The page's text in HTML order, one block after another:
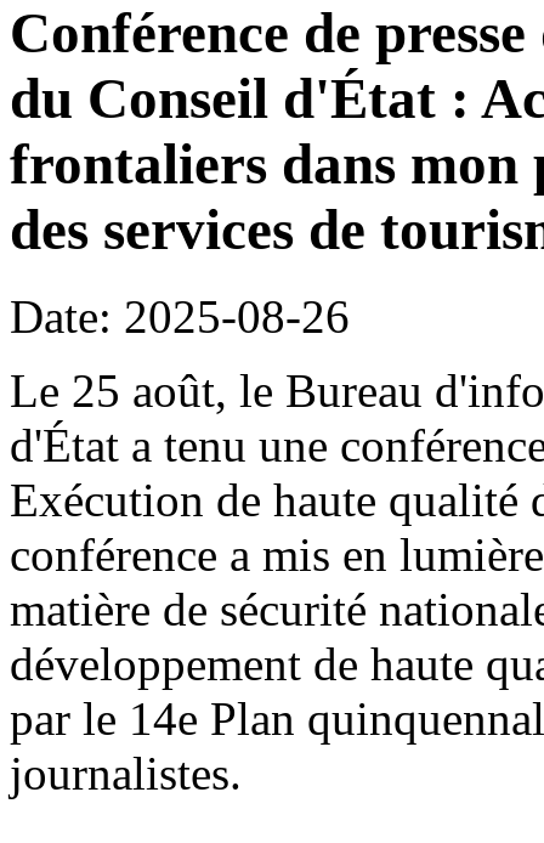
Conférence de
du Conseil d'État :
frontaliers dans
des services de
Date: 2025-08-26
Le 25 août, le Bureau
d'État a tenu une
Exécution de haute qualité
conférence a mis en
matière de sécurité
développement de haute
par le 14e Plan
journalistes.